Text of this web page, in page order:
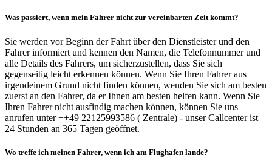
Was passiert, wenn mein Fahrer nicht zur vereinbarten Zeit kommt?
Sie werden vor Beginn der Fahrt über den Dienstleister und den
Fahrer informiert und kennen den Namen, die Telefonnummer und
alle Details des Fahrers, um sicherzustellen, dass Sie sich
gegenseitig leicht erkennen können. Wenn Sie Ihren Fahrer aus
irgendeinem Grund nicht finden können, wenden Sie sich am besten
zuerst an den Fahrer, da er Ihnen am besten helfen kann. Wenn Sie
Ihren Fahrer nicht ausfindig machen können, können Sie uns
anrufen unter ++49 22125993586 ( Zentrale) - unser Callcenter ist
24 Stunden an 365 Tagen geöffnet.
Wo treffe ich meinen Fahrer, wenn ich am Flughafen lande?